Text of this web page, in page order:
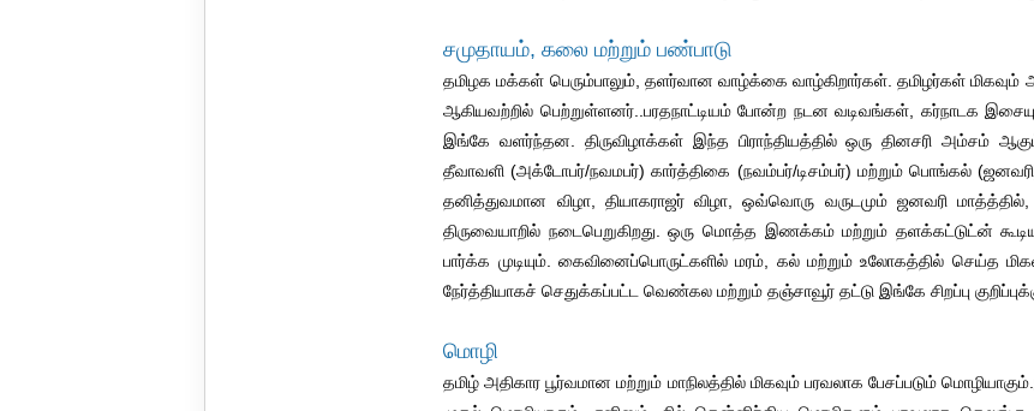
சமுதாயம், கலை மற்றும் பண்பாடு
தமிழக மக்கள் பெரும்பாலும், தளர்வான வாழ்க்கை வாழ்கிறார்கள். தமிழர்கள்
ஆகியவற்றில் பெற்றுள்ளனர்..பரதநாட்டியம் போன்ற நடன வடிவங்கள், கர்நாடக
இங்கே வளர்ந்தன. திருவிழாக்கள் இந்த பிராந்தியத்தில் ஒரு தினசரி அம்சம்
தீவாவளி (அக்டோபர்/நவமபர்) கார்த்திகை (நவம்பர்/டிசம்பர்) மற்றும் பொங்கல்
தனித்துவமான விழா, தியாகராஜர் விழா, ஒவ்வொரு வருடமும் ஜனவரி
திருவையாறில் நடைபெறுகிறது. ஒரு மொத்த இணக்கம் மற்றும் தளக்கட்டுட்ன்
பார்க்க முடியும். கைவினைப்பொருட்களில் மரம், கல் மற்றும் உலோகத்தில் செய்த
நேர்த்தியாகச் செதுக்கப்பட்ட வெண்கல மற்றும் தஞ்சாவூர் தட்டு இங்கே சிறப்பு
மொழி
தமிழ் அதிகார பூர்வமான மற்றும் மாநிலத்தில் மிகவும் பரவலாக பேசப்படும்